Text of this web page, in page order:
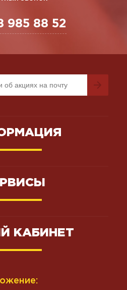
985 88 52
КАБИНЕТ